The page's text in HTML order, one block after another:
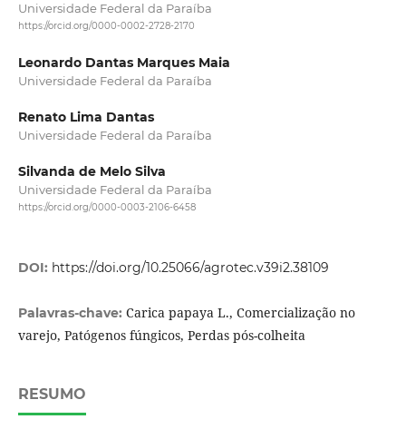
Universidade Federal da Paraíba
https://orcid.org/0000-0002-2728-2170
Leonardo Dantas Marques Maia
Universidade Federal da Paraíba
Renato Lima Dantas
Universidade Federal da Paraíba
Silvanda de Melo Silva
Universidade Federal da Paraíba
https://orcid.org/0000-0003-2106-6458
DOI: https://doi.org/10.25066/agrotec.v39i2.38109
Palavras-chave: Carica papaya L., Comercialização no
varejo, Patógenos fúngicos, Perdas pós-colheita
RESUMO